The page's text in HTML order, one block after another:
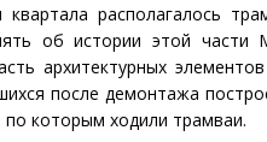
располагалось
об истории этой части
архитектурных
после демонтажа
которым ходили трамваи.